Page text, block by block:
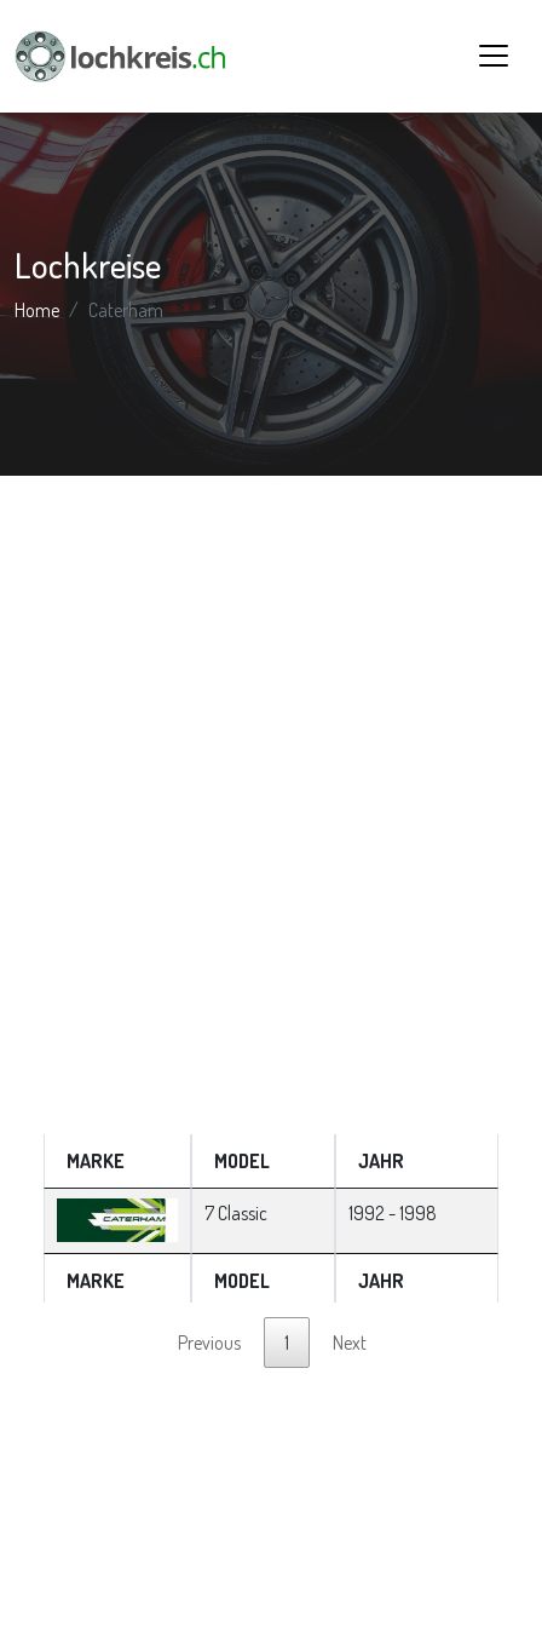
Lochkreise
Home Caterham
MARKE MODEL JAHR
7 Classic 1992 - 1998
MARKE MODEL JAHR
Previous 1 Next